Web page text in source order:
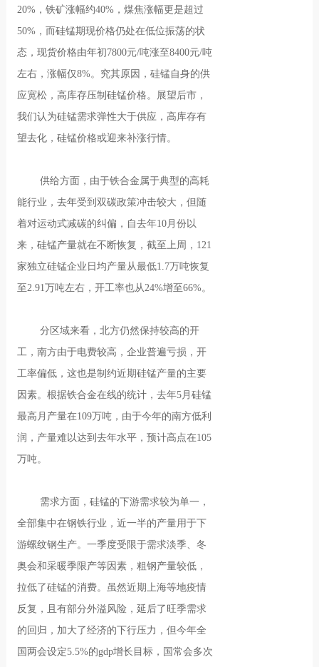
20%，铁矿涨幅约40%，煤焦涨幅更是超过
50%，而硅锰期现价格仍处在低位振荡的状
态，现货价格由年初7800元/吨涨至8400元/吨
左右，涨幅仅8%。究其原因，硅锰自身的供
应宽松，高库存压制硅锰价格。展望后市，
我们认为硅锰需求弹性大于供应，高库存有
望去化，硅锰价格或迎来补涨行情。
供给方面，由于铁合金属于典型的高耗
能行业，去年受到双碳政策冲击较大，但随
着对运动式减碳的纠偏，自去年10月份以
来，硅锰产量就在不断恢复，截至上周，121
家独立硅锰企业日均产量从最低1.7万吨恢复
至2.91万吨左右，开工率也从24%增至66%。
分区域来看，北方仍然保持较高的开
工，南方由于电费较高，企业普遍亏损，开
工率偏低，这也是制约近期硅锰产量的主要
因素。根据铁合金在线的统计，去年5月硅锰
最高月产量在109万吨，由于今年的南方低利
润，产量难以达到去年水平，预计高点在105
万吨。
需求方面，硅锰的下游需求较为单一，
全部集中在钢铁行业，近一半的产量用于下
游螺纹钢生产。一季度受限于需求淡季、冬
奥会和采暖季限产等因素，粗钢产量较低，
拉低了硅锰的消费。虽然近期上海等地疫情
反复，且有部分外溢风险，延后了旺季需求
的回归，加大了经济的下行压力，但今年全
国两会设定5.5%的gdp增长目标，国常会多次